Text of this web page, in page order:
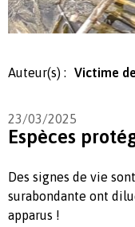
Auteur(s) : Victime
23/03/2025
Espèces
Des signes de vie
surabondante ont
apparus !